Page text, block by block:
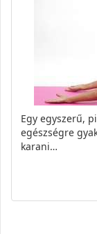
Egy egyszerű,
egészségre
karani…